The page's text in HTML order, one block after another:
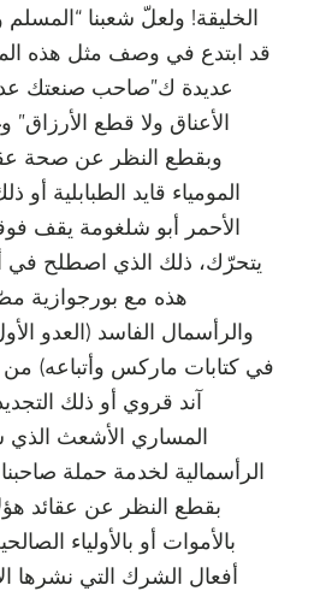
الخليقة! ولعلّ شعبنا
قد ابتدع في وصف مثل هذه
عديدة ك”صاحب صنعتك
الأعناق ولا قطع الأرزاق”
وبقطع النظر عن صحة
المومياء قايد الطبابلية أو
الأحمر أبو شلغومة يقف
يتحرّك، ذلك الذي اصطلح في
هذه مع بورجوازية
والرأسمال الفاسد (العدو الأول
في كتابات ماركس وأتباعه)
آند قروي أو ذلك
المساري الأشعث
الرأسمالية لخدمة حملة صاحبنا
بقطع النظر عن عقائد
بالأموات أو بالأولياء
أفعال الشرك التي نشرها